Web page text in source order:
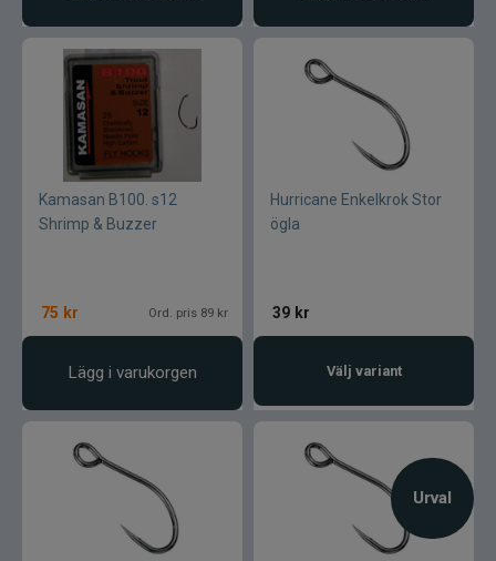
Urval
Kamasan B100. s12
Shrimp & Buzzer
75 kr Ord. pris 89 kr
Lägg i varukorgen
Hurricane Enkelkrok Stor
ögla
39 kr
Välj variant